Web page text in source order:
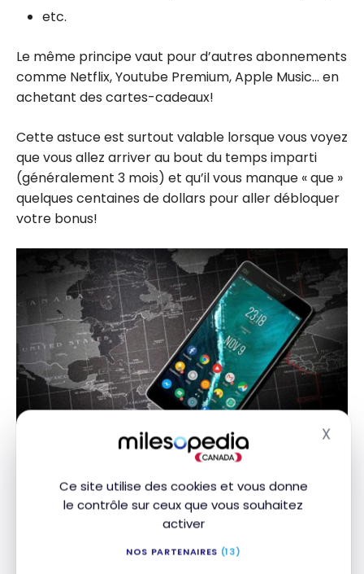
Ce site utilise des cookies et vous donne
le contrôle sur ceux que vous souhaitez
activer
NOS PARTENAIRES (13)
X
etc.
Le même principe vaut pour d’autres abonnements
comme Netflix, Youtube Premium, Apple Music… en
achetant des cartes-cadeaux!
Cette astuce est surtout valable lorsque vous voyez
que vous allez arriver au bout du temps imparti
(généralement 3 mois) et qu’il vous manque « que »
quelques centaines de dollars pour aller débloquer
votre bonus!
Débloquer un bonus – Paiements
de loyer avec Chexy
Une solution innovante pourdébloquer une prime